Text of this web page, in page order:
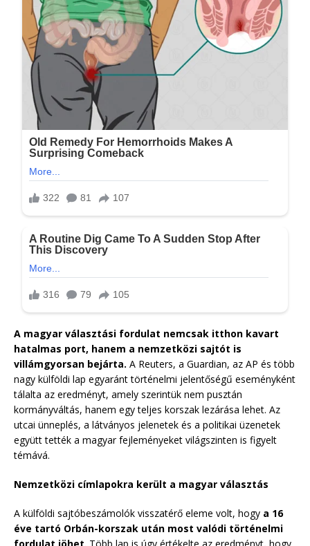
A magyar választási fordulat nemcsak itthon kavart
hatalmas port, hanem a nemzetközi sajtót is
villámgyorsan bejárta. A Reuters, a Guardian, az AP és több
nagy külföldi lap egyaránt történelmi jelentőségű eseményként
tálalta az eredményt, amely szerintük nem pusztán
kormányváltás, hanem egy teljes korszak lezárása lehet. Az
utcai ünneplés, a látványos jelenetek és a politikai üzenetek
együtt tették a magyar fejleményeket világszinten is figyelt
témává.
Nemzetközi címlapokra került a magyar választás
A külföldi sajtóbeszámolók visszatérő eleme volt, hogy a 16
éve tartó Orbán-korszak után most valódi történelmi